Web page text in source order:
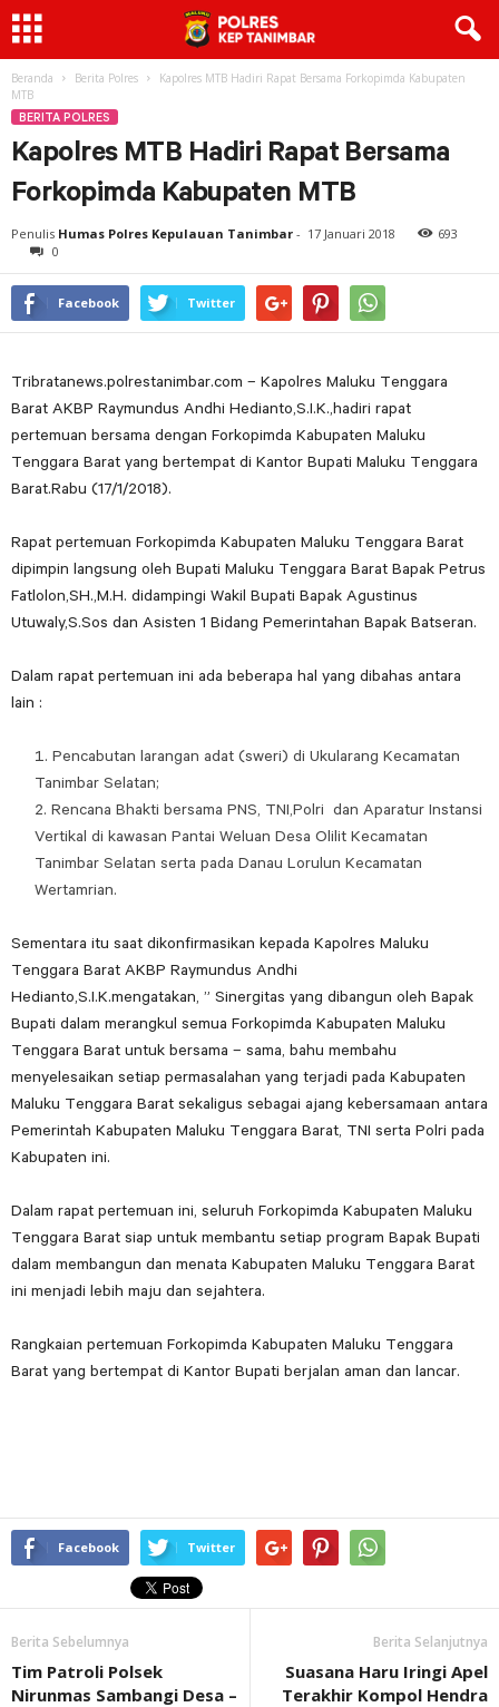
Beranda Berita Polres
Kapolres MTB Hadiri Rapat Bersama Forkopimda Kabupaten
MTB
BERITA POLRES
Kapolres MTB Hadiri Rapat Bersama
Forkopimda Kabupaten MTB
Penulis Humas Polres Kepulauan Tanimbar - 17 Januari 2018
693
0
Facebook Twitter
Tribratanews.polrestanimbar.com – Kapolres Maluku Tenggara
Barat AKBP Raymundus Andhi Hedianto,S.I.K.,hadiri rapat
pertemuan bersama dengan Forkopimda Kabupaten Maluku
Tenggara Barat yang bertempat di Kantor Bupati Maluku Tenggara
Barat.Rabu (17/1/2018).
Rapat pertemuan Forkopimda Kabupaten Maluku Tenggara Barat
dipimpin langsung oleh Bupati Maluku Tenggara Barat Bapak Petrus
Fatlolon,SH.,M.H. didampingi Wakil Bupati Bapak Agustinus
Utuwaly,S.Sos dan Asisten 1 Bidang Pemerintahan Bapak Batseran.
Dalam rapat pertemuan ini ada beberapa hal yang dibahas antara
lain :
Pencabutan larangan adat (sweri) di Ukularang Kecamatan
Tanimbar Selatan;
Rencana Bhakti bersama PNS, TNI,Polri dan Aparatur Instansi
Vertikal di kawasan Pantai Weluan Desa Olilit Kecamatan
Tanimbar Selatan serta pada Danau Lorulun Kecamatan
Wertamrian.
Sementara itu saat dikonfirmasikan kepada Kapolres Maluku
Tenggara Barat AKBP Raymundus Andhi
Hedianto,S.I.K.mengatakan, ” Sinergitas yang dibangun oleh Bapak
Bupati dalam merangkul semua Forkopimda Kabupaten Maluku
Tenggara Barat untuk bersama – sama, bahu membahu
menyelesaikan setiap permasalahan yang terjadi pada Kabupaten
Maluku Tenggara Barat sekaligus sebagai ajang kebersamaan antara
Pemerintah Kabupaten Maluku Tenggara Barat, TNI serta Polri pada
Kabupaten ini.
Dalam rapat pertemuan ini, seluruh Forkopimda Kabupaten Maluku
Tenggara Barat siap untuk membantu setiap program Bapak Bupati
dalam membangun dan menata Kabupaten Maluku Tenggara Barat
ini menjadi lebih maju dan sejahtera.
Rangkaian pertemuan Forkopimda Kabupaten Maluku Tenggara
Barat yang bertempat di Kantor Bupati berjalan aman dan lancar.
Facebook Twitter
Berita Sebelumnya
Tim Patroli Polsek
Nirunmas Sambangi Desa –
Berita Selanjutnya
Suasana Haru Iringi Apel
Terakhir Kompol Hendra